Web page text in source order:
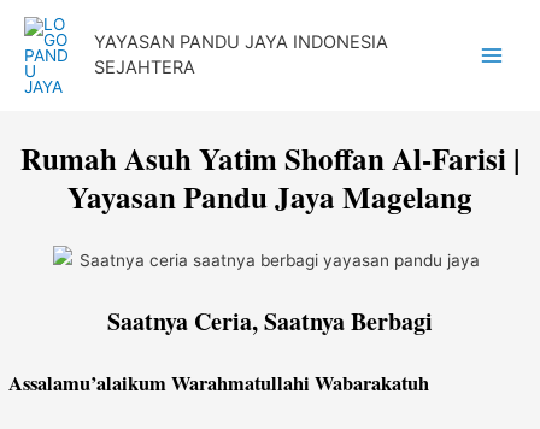
Lewati
konten
YAYASAN PANDU JAYA INDONESIA
SEJAHTERA
Rumah Asuh Yatim Shoffan Al-Farisi |
Yayasan Pandu Jaya Magelang
Saatnya Ceria, Saatnya Berbagi
Assalamu’alaikum Warahmatullahi Wabarakatuh